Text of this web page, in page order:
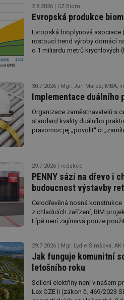
2.8.2026 CZ Biom
Evropská produkce
Evropská bioplynová asociace
rostoucí trend výroby domácí
o 1 miliardu metrů krychlových
30.7.2026 Mgr. Jan Mareš, MBA,
Implementace duálního
Organizace zaměstnavatelů s
standard kvality duálního
pravomoc jej „povolit“ či
29.7.2026 redakce
PENNY sází na dřevo i
budoucnost výstavby
Celodřevěná nosná
z chladicích zařízení, BIM
Lípě není zajímavá pouze
29.7.2026 Mgr. Lydie Šimšová,
Jak funguje komunitní
letošního roku
Sdílení elektřiny není v našem
Lex OZE II (zákon č. 469/2023
Nezbytně nutné soubory
Název
g_csrf_token
mv
id
id
_hjFirstSeen